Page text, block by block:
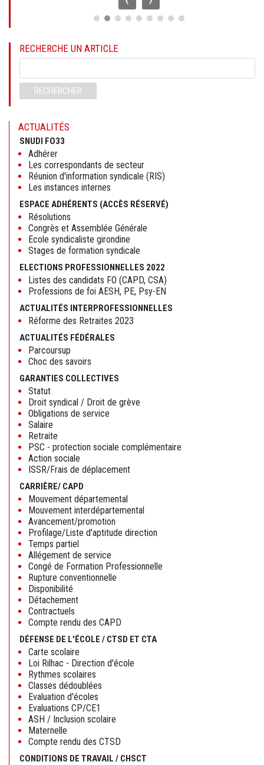
RECHERCHE UN ARTICLE
clés
RECHERCHER
ACTUALITÉS
SNUDI FO33
Adhérer
Les correspondants de secteur
Réunion d'information syndicale (RIS)
Les instances internes
ESPACE ADHÉRENTS (ACCÈS RÉSERVÉ)
Résolutions
Congrès et Assemblée Générale
Ecole syndicaliste girondine
Stages de formation syndicale
ELECTIONS PROFESSIONNELLES 2022
Listes des candidats FO (CAPD, CSA)
Professions de foi AESH, PE, Psy-EN
ACTUALITÉS INTERPROFESSIONNELLES
Réforme des Retraites 2023
ACTUALITÉS FÉDÉRALES
Parcoursup
Choc des savoirs
GARANTIES COLLECTIVES
Statut
Droit syndical / Droit de grève
Obligations de service
Salaire
Retraite
PSC - protection sociale complémentaire
Action sociale
ISSR/Frais de déplacement
CARRIÈRE/ CAPD
Mouvement départemental
Mouvement interdépartemental
Avancement/promotion
Profilage/Liste d'aptitude direction
Temps partiel
Allégement de service
Congé de Formation Professionnelle
Rupture conventionnelle
Disponibilité
Détachement
Contractuels
Compte rendu des CAPD
DÉFENSE DE L'ÉCOLE / CTSD ET CTA
Carte scolaire
Loi Rilhac - Direction d'école
Rythmes scolaires
Classes dédoublées
Evaluation d'écoles
Evaluations CP/CE1
ASH / Inclusion scolaire
Maternelle
Compte rendu des CTSD
CONDITIONS DE TRAVAIL / CHSCT